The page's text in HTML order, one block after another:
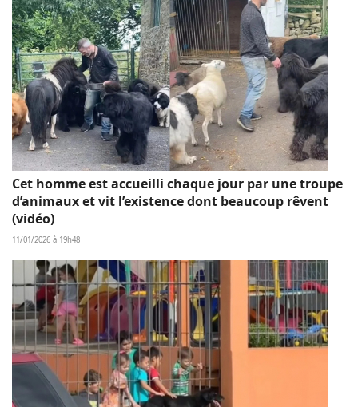
Cet homme est accueilli chaque jour par une troupe
d’animaux et vit l’existence dont beaucoup rêvent
(vidéo)
11/01/2026 à 19h48